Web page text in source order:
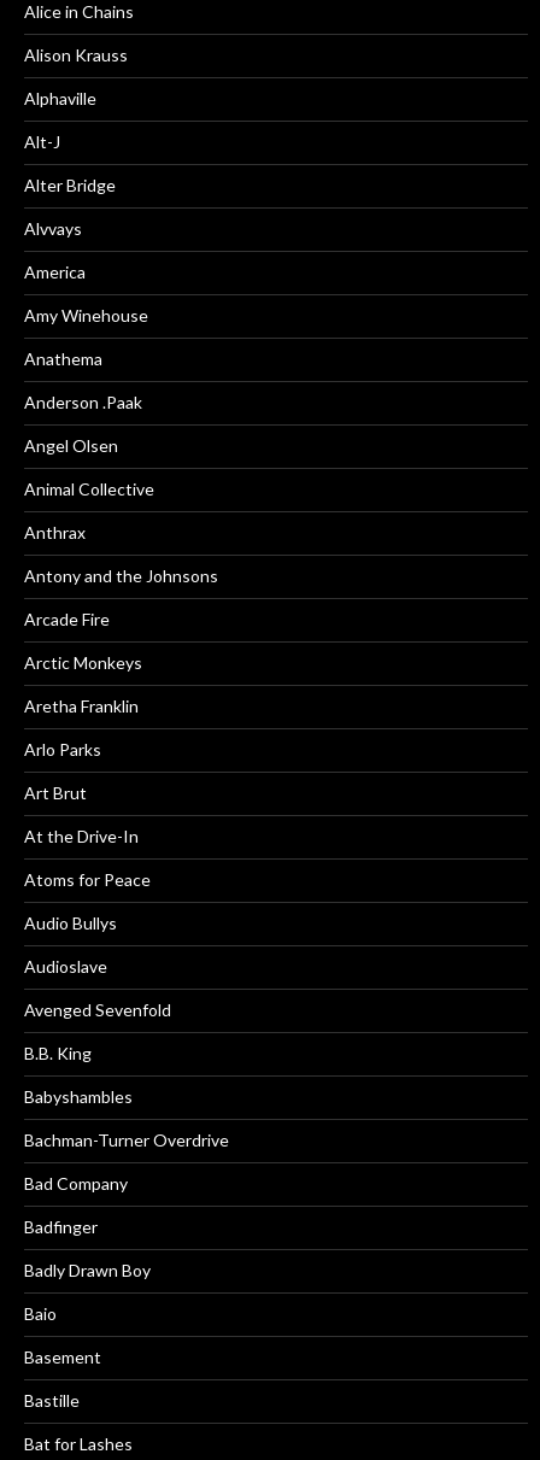
Alice in Chains
Alison Krauss
Alphaville
Alt-J
Alter Bridge
Alvvays
America
Amy Winehouse
Anathema
Anderson .Paak
Angel Olsen
Animal Collective
Anthrax
Antony and the Johnsons
Arcade Fire
Arctic Monkeys
Aretha Franklin
Arlo Parks
Art Brut
At the Drive-In
Atoms for Peace
Audio Bullys
Audioslave
Avenged Sevenfold
B.B. King
Babyshambles
Bachman-Turner Overdrive
Bad Company
Badfinger
Badly Drawn Boy
Baio
Basement
Bastille
Bat for Lashes